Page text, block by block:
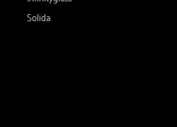
Solida